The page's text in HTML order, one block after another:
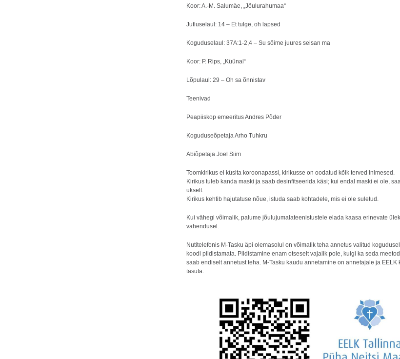
Koor: A.-M. Salumäe, „Jõulurahumaa“
Jutluselaul: 14 – Et tulge, oh lapsed
Koguduselaul: 37A:1-2,4 – Su sõime juures seisan ma
Koor: P. Rips, „Küünal“
Lõpulaul: 29 – Oh sa õnnistav
Teenivad
Peapiiskop emeeritus Andres Põder
Koguduseõpetaja Arho Tuhkru
Abiõpetaja Joel Siim
Toomkirikus ei küsita koroonapassi, kirikusse on oodatud kõik terved inimesed.
Kirikus tuleb kanda maski ja saab desinfitseerida käsi; kui endal maski ei ole,
ukselt.
Kirikus kehtib hajutatuse nõue, istuda saab kohtadele, mis ei ole suletud.
Kui vähegi võimalik, palume jõulujumalateenistustele elada kaasa erinevate
vahendusel.
Nutitelefonis M-Tasku äpi olemasolul on võimalik teha annetus valitud
koodi pildistamata. Pildistamine enam otseselt vajalik pole, kuigi ka seda
saab endiselt annetust teha. M-Tasku kaudu annetamine on annetajale ja EELK
tasuta.